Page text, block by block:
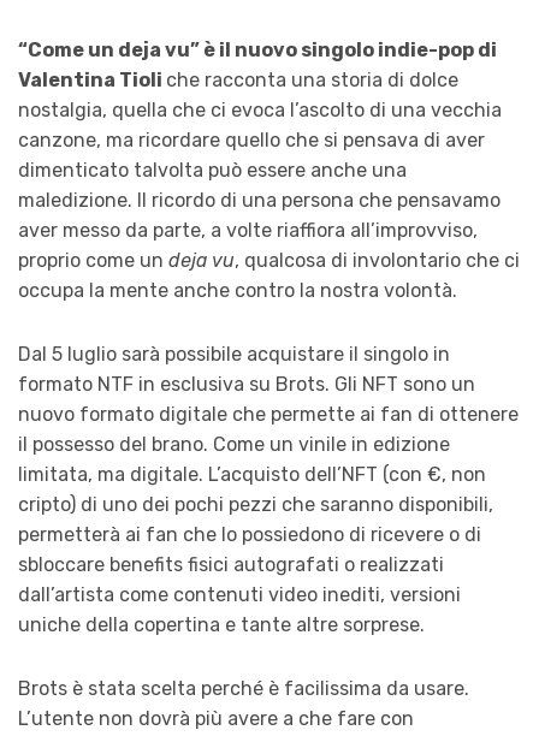
“Come un deja vu” è il nuovo singolo indie-pop di
Valentina Tioli che racconta una storia di dolce
nostalgia, quella che ci evoca l’ascolto di una vecchia
canzone, ma ricordare quello che si pensava di aver
dimenticato talvolta può essere anche una
maledizione. Il ricordo di una persona che pensavamo
aver messo da parte, a volte riaffiora all’improvviso,
proprio come un deja vu, qualcosa di involontario che ci
occupa la mente anche contro la nostra volontà.
Dal 5 luglio sarà possibile acquistare il singolo in
formato NTF in esclusiva su Brots. Gli NFT sono un
nuovo formato digitale che permette ai fan di ottenere
il possesso del brano. Come un vinile in edizione
limitata, ma digitale. L’acquisto dell’NFT (con €, non
cripto) di uno dei pochi pezzi che saranno disponibili,
permetterà ai fan che lo possiedono di ricevere o di
sbloccare benefits fisici autografati o realizzati
dall’artista come contenuti video inediti, versioni
uniche della copertina e tante altre sorprese.
Brots è stata scelta perché è facilissima da usare.
L’utente non dovrà più avere a che fare con